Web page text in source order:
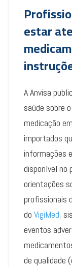
estar
A Anvisa
saúde sobre
medicação
importados
informações
disponível no
orientações
profissionais
do VigiMed,
eventos
de qualidade